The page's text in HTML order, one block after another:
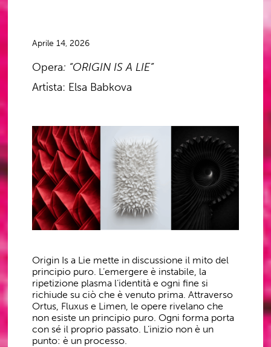
Aprile 14, 2026
Opera: “ORIGIN IS A LIE”
Artista: Elsa Babkova
Origin Is a Lie mette in discussione il mito del
principio puro. L’emergere è instabile, la
ripetizione plasma l’identità e ogni fine si
richiude su ciò che è venuto prima. Attraverso
Ortus, Fluxus e Limen, le opere rivelano che
non esiste un principio puro. Ogni forma porta
con sé il proprio passato. L’inizio non è un
punto: è un processo.